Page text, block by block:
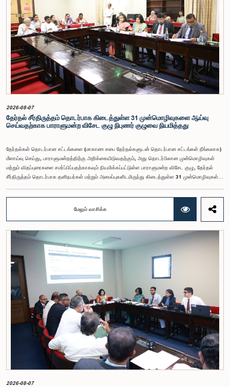
சம்பளத்தை விசேடமாக பரிசீலிக்க முடியும் என்பதையும் குழு சுட்டிக்காட்டியது.முன்மொழியப்பட்ட சம்பளத்
தொகை, முன்னர் பதவி வகித்த கணக்காய்வாளர் நாயகங்களின் சம்பளங்களையும் கருத்தில் கொண்டு
நிர்ணயிக்கப்பட்டதாக அதிகாரிகள் தெரிவித்தனர். இதற்கு முன்னர், சம்பளங்கள் மற்றும் பணியாளர்
ஆணைக்குழுவே இத்தகைய சம்பளங்களை நிர்ணயித்து வந்த போதிலும், தற்போது அத்தகைய
ஆணைக்குழு இல்லையெனவும் அதிகாரிகள் குறிப்பிட்டனர்.கணக்காய்வாளர் நாயகத்திற்கான
முன்மொழியப்பட்ட சம்பள மட்டத்தை குழு அங்கீகரித்திருந்தாலும், அப்பதவிக்கு வழங்கப்பட்டுள்ள
பொறுப்புகள் மற்றும் கடமைகளின் முக்கியத்துவத்தை கருத்தில் கொண்டு, அந்தச் சம்பளம் மேலும்
உயர்ந்த மட்டத்தில் இருக்க வேண்டும் என்ற கருத்தை குழுத் தலைவர் உள்ளிட்ட உறுப்பினர்கள்
முன்வைத்தனர்.அதன்படி, எதிர்காலத்தில் இச்சம்பள மட்டம் தொடர்பாக மேலும் கவனம் செலுத்தி
தேவையான தீர்மானங்கள் எடுக்கப்பட வேண்டியதன் அவசியம் குழுவில் வலியுறுத்தப்பட்டது. மேலும்,
நிரந்தரமானதும் சுயாதீனமானதுமான சம்பள மற்றும் பணியாளர் ஆணைக்குழுவை நிறுவுவதற்கான
யோசனையையும் குழுத் தலைவர் முன்வைத்தார்.
2026-08-07
தேர்தல் சீர்திருத்தம் தொடர்பாக கிடைத்துள்ள 31 முன்மொழிவுகளை ஆய்வு
செய்வதற்காக பாராளுமன்ற விசேட குழு நிபுணர் குழுவை நியமித்தது
தேர்தல்கள் தொடர்பான சட்டங்களை (மாகாண சபை தேர்தல்களுடன் தொடர்பான சட்டங்கள் நீங்கலாக)
மீளாய்வு செய்து, பாராளுமன்றத்திற்கு அறிக்கையிடுவதற்கும், அது தொடர்பிலான முன்மொழிவுகள்
மற்றும் விதப்புரைகளை சமர்ப்பிப்பதற்காகவும் நியமிக்கப்பட்டுள்ள பாராளுமன்ற விசேட குழு, தேர்தல்
சீர்திருத்தம் தொடர்பாக தனிநபர்கள் மற்றும் அமைப்புகளிடமிருந்து கிடைத்துள்ள 31 முன்மொழிவுகள்
நியமித்துள்ளது.கௌரவ பொது நிர்வாக, மாகாண சபைகள் மற்றும் உள்ளூராட்சி அமைச்சர் பேராசிரியர்
ஏ.எச்.எம்.எச்.அபயரத்ன அவர்கள் தலைமையில் அண்மையில் பாராளுமன்றத்தில் நடைபெற்ற குறித்த
விசேட குழுக் கூட்டத்தின் போதே இத்தீர்மானம் எடுக்கப்பட்டது.2004, 2007 மற்றும் 2022 ஆம்
ஆண்டுகளில் வெளியிடப்பட்ட பாராளுமன்ற விசேட குழுக்களின் அறிக்கைகள் மற்றும் தனிநபர்கள்,
அமைப்புகள் ஆகியவற்றினால் சமர்ப்பிக்கப்பட்டுள்ள 31 முன்மொழிவுகளை அடிப்படையாகக் கொண்டு
தேர்தல் சீர்திருத்தங்கள் தொடர்பாக விரிவான கலந்துரையாடல் இங்கு இடம்பெற்றது.உள்ளூராட்சி
மன்றத் தேர்தல் முறைக்காக கலப்பு தேர்தல் முறையை அறிமுகப்படுத்துதல், சிறு கட்சிகள் மற்றும்
சிறுபான்மை குழுக்களின் பிரதிநிதித்துவத்தை உறுதிப்படுத்துதல், பெண்களின் பிரதிநிதித்துவத்தை
மேம்படுத்துதல், மின்னணு வாக்களிப்பு முறையை அறிமுகப்படுத்துதல், முன்கூட்டியே வாக்களிக்கும்
வசதியை ஏற்படுத்துதல் உள்ளிட்ட பல்வேறு முன்மொழிவுகள் தொடர்பில் இக்கூட்டத்தில் விசேட கவனம்
செலுத்தப்பட்டது.மேலும், வெளிநாடுகளில் வாழும் இலங்கையர்களுக்கு வாக்களிக்கும் உரிமையை
வழங்குவது தொடர்பான முன்மொழிவுகளும் பரிசீலிக்கப்பட்டதுடன், அதற்குத் தேவையான சட்ட மற்றும்
நிர்வாக ஏற்பாடுகள் குறித்து மேலும் விரிவான ஆய்வு மேற்கொள்ள வேண்டியதன் அவசியமும்
வலியுறுத்தப்பட்டது.விசேட குழுவினால் நியமிக்கப்பட்டுள்ள நிபுணர் குழு, கிடைத்துள்ள 31
முன்மொழிவுகளையும் முந்தைய பாராளுமன்ற விசேட குழுக்களின் அறிக்கைகளையும் பகுப்பாய்வு
செய்து, நடைமுறைக்கு ஏற்ற பரிந்துரைகளைக் கொண்ட அறிக்கையொன்றைத் தயாரிக்கவுள்ளது.
அதனைத் தொடர்ந்து, அந்தப் பரிந்துரைகளை ஆராய்ந்து அடுத்தகட்ட நடவடிக்கைகளை முன்னெடுக்க
குழு தீர்மானித்தது.இக்கூட்டத்தில், குழு உறுப்பினரான அமைச்சர் கலாநிதி உபாலி பன்னிலகே மற்றும்
பாராளுமன்ற உறுப்பினர்களான ரவி கருணாநாயக்க, ருவந்திலக ஜயக்கொடி மற்றும் கதிரவேலு
சண்முகம் குகதாசன் ஆகியோர் கலந்துகொண்டனர்.
மேலும் வாசிக்க
2026-08-07